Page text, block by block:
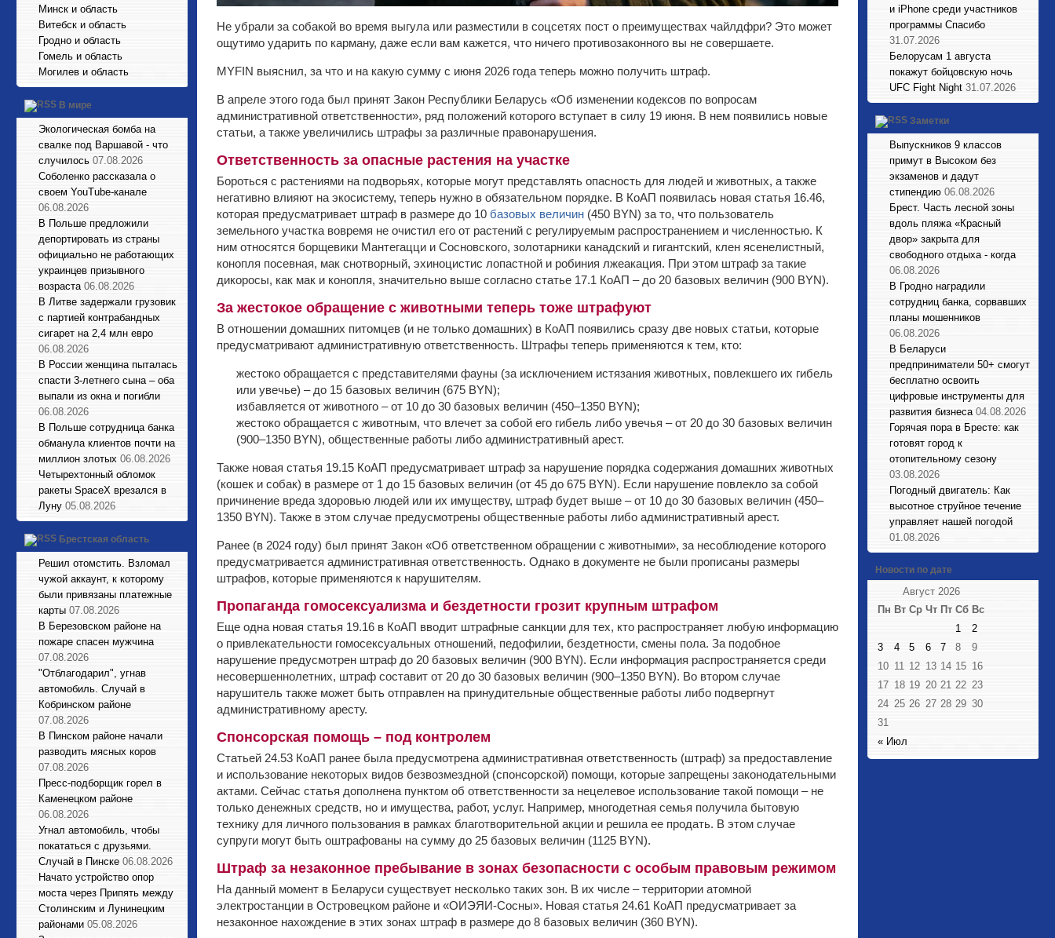
Минск и область
Витебск и область
Гродно и область
Гомель и область
Могилев и область
В мире
Экологическая бомба на
свалке под Варшавой - что
случилось 07.08.2026
Соболенко рассказала о
своем YouTube-канале
06.08.2026
В Польше предложили
депортировать из страны
официально не работающих
украинцев призывного
возраста 06.08.2026
В Литве задержали грузовик
с партией контрабандных
сигарет на 2,4 млн евро
06.08.2026
В России женщина пыталась
спасти 3-летнего сына – оба
выпали из окна и погибли
06.08.2026
В Польше сотрудница банка
обманула клиентов почти на
миллион злотых 06.08.2026
Четырехтонный обломок
ракеты SpaceX врезался в
Луну 05.08.2026
Брестская область
Решил отомстить. Взломал
чужой аккаунт, к которому
были привязаны платежные
карты 07.08.2026
В Березовском районе на
пожаре спасен мужчина
07.08.2026
"Отблагодарил", угнав
автомобиль. Случай в
Кобринском районе
07.08.2026
В Пинском районе начали
разводить мясных коров
07.08.2026
Пресс-подборщик горел в
Каменецком районе
06.08.2026
Угнал автомобиль, чтобы
покататься с друзьями.
Случай в Пинске 06.08.2026
Начато устройство опор
моста через Припять между
Столинским и Лунинецким
районами 05.08.2026
Не убрали за собакой во время выгула или разместили в соцсетях пост о преимуществах чайлдфри? Это может
ощутимо ударить по карману, даже если вам кажется, что ничего противозаконного вы не совершаете.
MYFIN выяснил, за что и на какую сумму с июня 2026 года теперь можно получить штраф.
В апреле этого года был принят Закон Республики Беларусь «Об изменении кодексов по вопросам
административной ответственности», ряд положений которого вступает в силу 19 июня. В нем появились новые
статьи, а также увеличились штрафы за различные правонарушения.
Ответственность за опасные растения на участке
Бороться с растениями на подворьях, которые могут представлять опасность для людей и животных, а также
негативно влияют на экосистему, теперь нужно в обязательном порядке. В КоАП появилась новая статья 16.46,
которая предусматривает штраф в размере до 10 базовых величин (450 BYN) за то, что пользователь
земельного участка вовремя не очистил его от растений с регулируемым распространением и численностью. К
ним относятся борщевики Мантегацци и Сосновского, золотарники канадский и гигантский, клен ясенелистный,
конопля посевная, мак снотворный, эхиноцистис лопастной и робиния лжеакация. При этом штраф за такие
дикоросы, как мак и конопля, значительно выше согласно статье 17.1 КоАП – до 20 базовых величин (900 BYN).
За жестокое обращение с животными теперь тоже штрафуют
В отношении домашних питомцев (и не только домашних) в КоАП появились сразу две новых статьи, которые
предусматривают административную ответственность. Штрафы теперь применяются к тем, кто:
жестоко обращается с представителями фауны (за исключением истязания животных, повлекшего их гибель
или увечье) – до 15 базовых величин (675 BYN);
избавляется от животного – от 10 до 30 базовых величин (450–1350 BYN);
жестоко обращается с животным, что влечет за собой его гибель либо увечья – от 20 до 30 базовых величин
(900–1350 BYN), общественные работы либо административный арест.
Также новая статья 19.15 КоАП предусматривает штраф за нарушение порядка содержания домашних животных
(кошек и собак) в размере от 1 до 15 базовых величин (от 45 до 675 BYN). Если нарушение повлекло за собой
причинение вреда здоровью людей или их имуществу, штраф будет выше – от 10 до 30 базовых величин (450–
1350 BYN). Также в этом случае предусмотрены общественные работы либо административный арест.
Ранее (в 2024 году) был принят Закон «Об ответственном обращении с животными», за несоблюдение которого
предусматривается административная ответственность. Однако в документе не были прописаны размеры
штрафов, которые применяются к нарушителям.
Пропаганда гомосексуализма и бездетности грозит крупным штрафом
Еще одна новая статья 19.16 в КоАП вводит штрафные санкции для тех, кто распространяет любую информацию
о привлекательности гомосексуальных отношений, педофилии, бездетности, смены пола. За подобное
нарушение предусмотрен штраф до 20 базовых величин (900 BYN). Если информация распространяется среди
несовершеннолетних, штраф составит от 20 до 30 базовых величин (900–1350 BYN). Во втором случае
нарушитель также может быть отправлен на принудительные общественные работы либо подвергнут
административному аресту.
Спонсорская помощь – под контролем
Статьей 24.53 КоАП ранее была предусмотрена административная ответственность (штраф) за предоставление
и использование некоторых видов безвозмездной (спонсорской) помощи, которые запрещены законодательными
актами. Сейчас статья дополнена пунктом об ответственности за нецелевое использование такой помощи – не
только денежных средств, но и имущества, работ, услуг. Например, многодетная семья получила бытовую
технику для личного пользования в рамках благотворительной акции и решила ее продать. В этом случае
супруги могут быть оштрафованы на сумму до 25 базовых величин (1125 BYN).
Штраф за незаконное пребывание в зонах безопасности с особым правовым режимом
На данный момент в Беларуси существует несколько таких зон. В их числе – территории атомной
электростанции в Островецком районе и «ОИЭЯИ-Сосны». Новая статья 24.61 КоАП предусматривает за
незаконное нахождение в этих зонах штраф в размере до 8 базовых величин (360 BYN).
и iPhone среди участников
программы Спасибо
31.07.2026
Белорусам 1 августа
покажут бойцовскую ночь
UFC Fight Night 31.07.2026
Заметки
Выпускников 9 классов
примут в Высоком без
экзаменов и дадут
стипендию 06.08.2026
Брест. Часть лесной зоны
вдоль пляжа «Красный
двор» закрыта для
свободного отдыха - когда
06.08.2026
В Гродно наградили
сотрудниц банка, сорвавших
планы мошенников
06.08.2026
В Беларуси
предприниматели 50+ смогут
бесплатно освоить
цифровые инструменты для
развития бизнеса 04.08.2026
Горячая пора в Бресте: как
готовят город к
отопительному сезону
03.08.2026
Погодный двигатель: Как
высотное струйное течение
управляет нашей погодой
01.08.2026
Новости по дате
Август 2026
Пн Вт Ср Чт Пт Сб Вс
« Июл
1
2
3
4 5 6 7 8
9
10 11 12 13 14 15 16
17 18 19 20 21 22 23
24 25 26 27 28 29 30
31